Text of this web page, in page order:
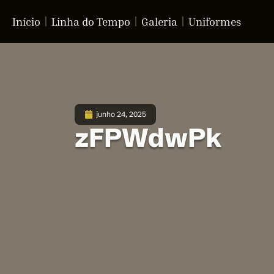
Início Linha do Tempo Galeria Uniformes
junho 24, 2025
zFPWdwPk